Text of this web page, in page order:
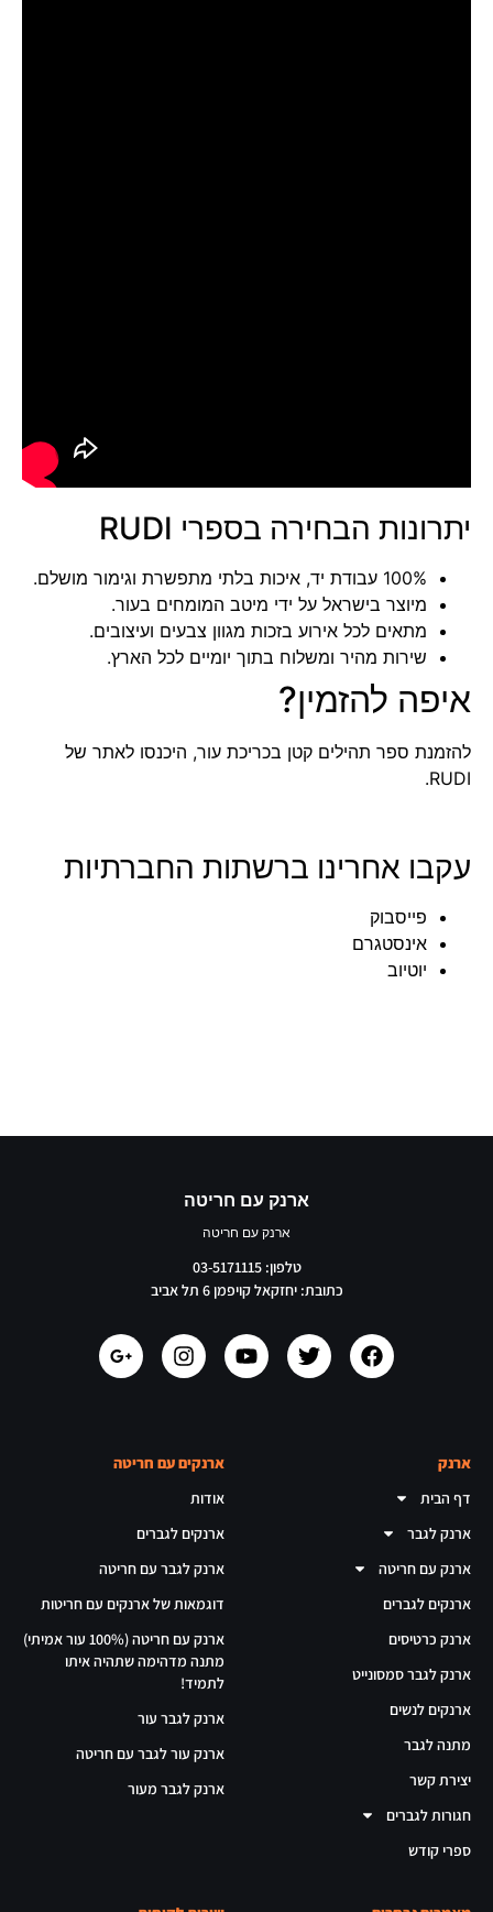
יתרונות הבחירה בספרי RUDI
100% עבודת יד, איכות בלתי מתפשרת וגימור מושלם.
מיוצר בישראל על ידי מיטב המומחים בעור.
מתאים לכל אירוע בזכות מגוון צבעים ועיצובים.
שירות מהיר ומשלוח בתוך יומיים לכל הארץ.
איפה להזמין?
להזמנת ספר תהילים קטן בכריכת עור, היכנסו לאתר של
RUDI
.
עקבו אחרינו ברשתות החברתיות
פייסבוק
אינסטגרם
יוטיוב
ארנק עם חריטה
ארנק עם חריטה
טלפון: 03-5171115
כתובת: יחזקאל קויפמן 6 תל אביב
ארנק
דף הבית
ארנק לגבר
ארנק עם חריטה
ארנקים לגברים
ארנק כרטיסים
ארנק לגבר סמסונייט
ארנקים לנשים
מתנה לגבר
יצירת קשר
חגורות לגברים
ספרי קודש
ארנקים עם חריטה
אודות
ארנקים לגברים
ארנק לגבר עם חריטה
דוגמאות של ארנקים עם חריטות
ארנק עם חריטה (100% עור אמיתי)
מתנה מדהימה שתהיה איתו
לתמיד!
ארנק לגבר עור
ארנק עור לגבר עם חריטה
ארנק לגבר מעור